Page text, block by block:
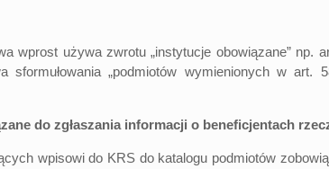
wprost używa zwrotu „instytucje obowiązane” np.
„podmiotów wymienionych w art.
do zgłaszania informacji o beneficjentach
wpisowi do KRS do katalogu podmiotów